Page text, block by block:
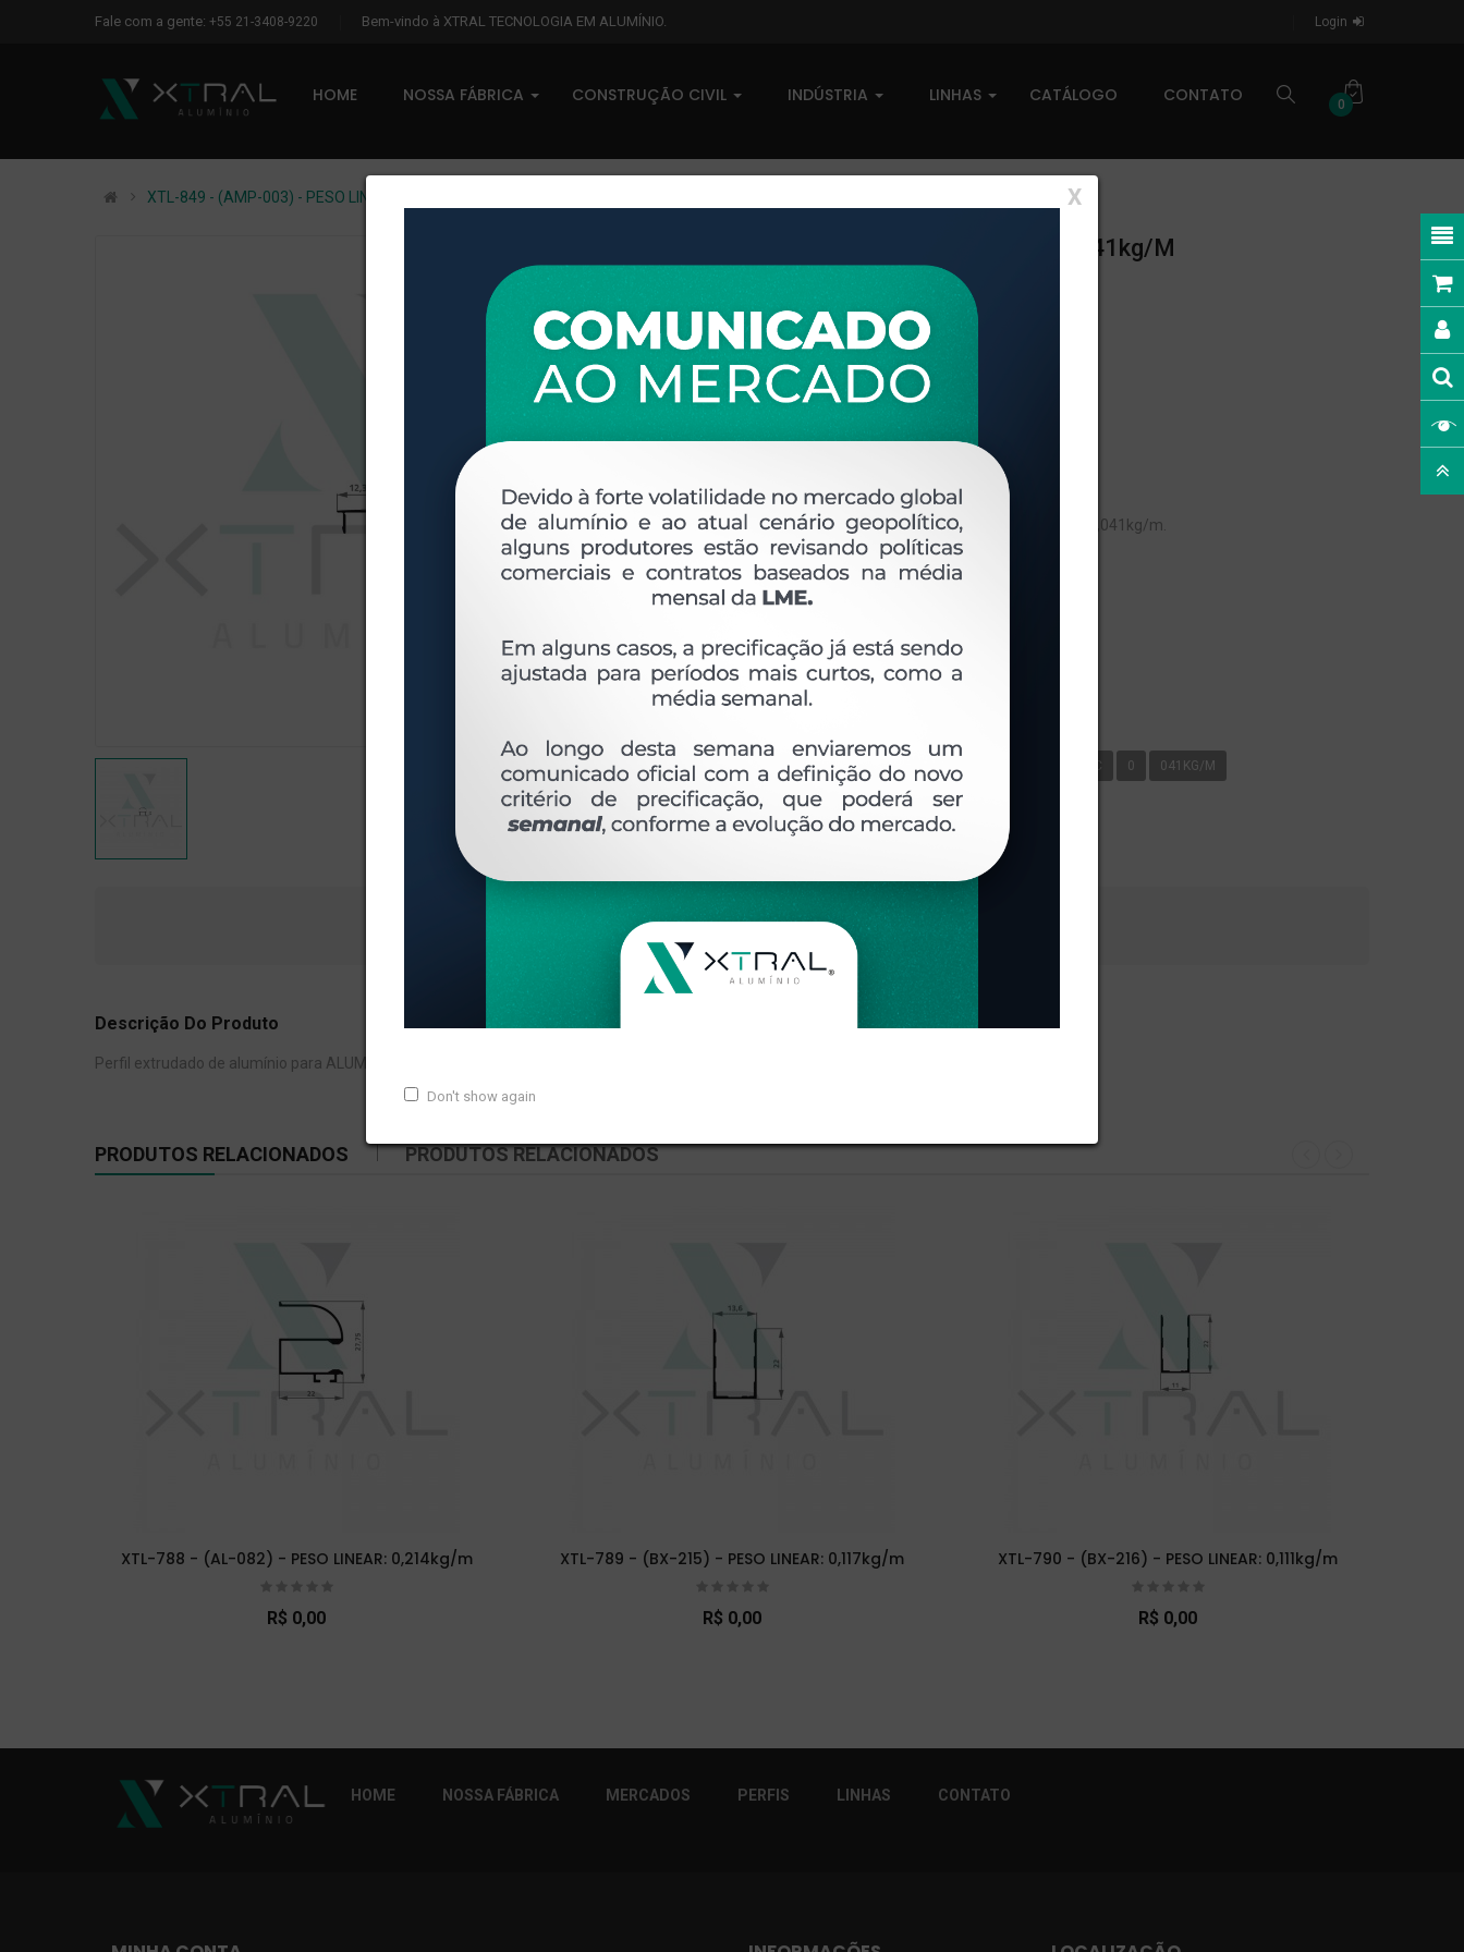
Fale com a gente: +55 21-3408-9220 Bem-vindo à XTRAL TECNOLOGIA EM ALUMÍNIO. Login
HOME NOSSA FÁBRICA CONSTRUÇÃO CIVIL INDÚSTRIA LINHAS CATÁLOGO CONTATO 0
X
Don't show again
XTL-849 - (AMP-003) - PESO LINEAR: 0,041kg/m
XTL-849 - (AMP-003) - PESO LINEAR: 0,041kg/m
0 comentários
Disponível sob consulta
Taxas R$ 0,00
Disponibilidade:
Em estoque
OVERVIEW
Perfil extrudado de alumínio para ALUMI ABC, com peso linear de 0,041kg/m.
Ver perfis relacionados
Etiquetas: 849- PESO LINEAR - KG/M AMP-003 ALUMI ABC 0 041KG/M
DESCRIÇÃO COMENTÁRIOS (0)
Descrição Do Produto
Perfil extrudado de alumínio para ALUMI ABC, com peso linear de 0,041kg/m.
PRODUTOS RELACIONADOS PRODUTOS RELACIONADOS
XTL-788 - (AL-082) - PESO LINEAR: 0,214kg/m
R$ 0,00
XTL-789 - (BX-215) - PESO LINEAR: 0,117kg/m
R$ 0,00
XTL-790 - (BX-216) - PESO LINEAR: 0,111kg/m
R$ 0,00
HOME NOSSA FÁBRICA MERCADOS PERFIS LINHAS CONTATO